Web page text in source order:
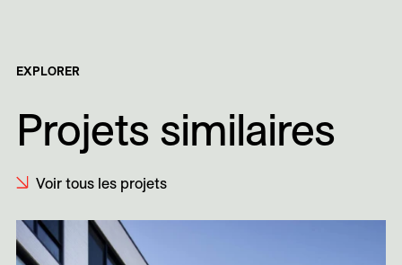
EXPLORER
Projets similaires
Voir tous les projets